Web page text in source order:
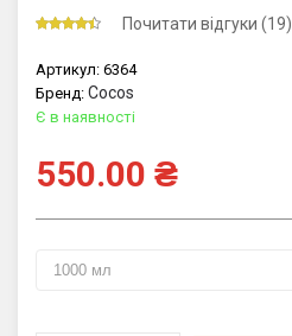
Почитати відгуки (19)
Артикул: 6364
Бренд: Cocos
Є в наявності
550.00 ₴